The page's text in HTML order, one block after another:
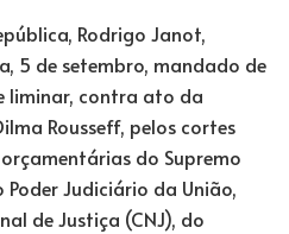
Rodrigo Janot,
5 de setembro, mandado de
liminar, contra ato da
Rousseff, pelos cortes
do Supremo
Poder Judiciário da União,
de Justiça (CNJ), do